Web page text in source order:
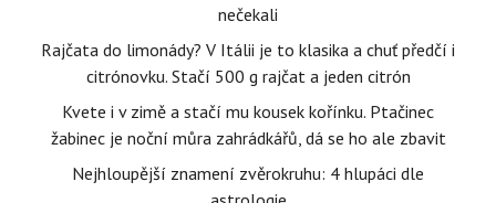
nečekali
Rajčata do limonády? V Itálii je to klasika a chuť předčí i
citrónovku. Stačí 500 g rajčat a jeden citrón
Kvete i v zimě a stačí mu kousek kořínku. Ptačinec
žabinec je noční můra zahrádkářů, dá se ho ale zbavit
Nejhloupější znamení zvěrokruhu: 4 hlupáci dle